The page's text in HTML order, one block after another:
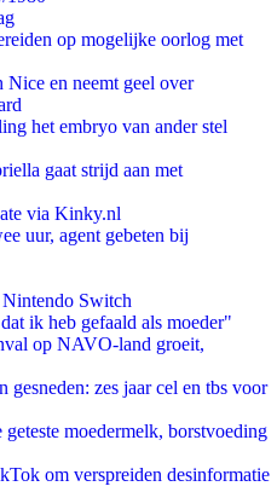
op mogelijke oorlog met
en neemt geel over
het embryo van ander stel
gaat strijd aan met
via Kinky.nl
uur, agent gebeten bij
Nintendo Switch
ik heb gefaald als moeder"
op NAVO-land groeit,
gesneden: zes jaar cel en tbs voor
moedermelk, borstvoeding
om verspreiden desinformatie